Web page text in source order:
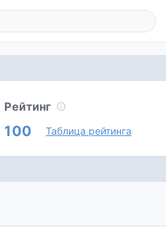
Рейтинг
100 Таблица рейтинга